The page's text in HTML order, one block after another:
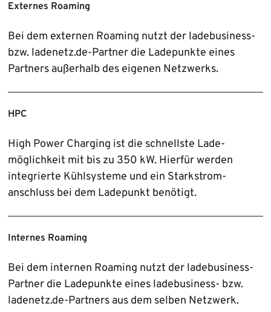
Externes Roaming
Bei dem externen Roaming nutzt der ladebusiness-
bzw. ladenetz.de-Partner die Ladepunkte eines
Partners außerhalb des eigenen Netzwerks.
HPC
High Power Charging ist die schnellste Lade­
möglichkeit mit bis zu 350 kW. Hierfür werden
integrierte Kühlsysteme und ein Starkstrom­
anschluss bei dem Ladepunkt benötigt.
Internes Roaming
Bei dem internen Roaming nutzt der ladebusiness-
Partner die Ladepunkte eines ladebusiness- bzw.
ladenetz.de-Partners aus dem selben Netzwerk.